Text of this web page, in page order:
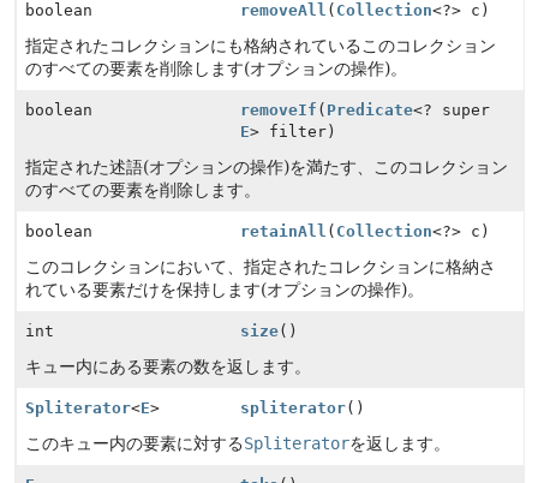
boolean removeAll ( Collection<?> c)
指定されたコレクションにも格納されているこのコレクション
のすべての要素を削除します(オプションの操作)。
boolean removeIf ( Predicate<? super
E> filter)
指定された述語(オプションの操作)を満たす、このコレクション
のすべての要素を削除します。
boolean retainAll ( Collection<?> c)
このコレクションにおいて、指定されたコレクションに格納さ
れている要素だけを保持します(オプションの操作)。
int size()
キュー内にある要素の数を返します。
Spliterator<E> spliterator()
このキュー内の要素に対するSpliteratorを返します。